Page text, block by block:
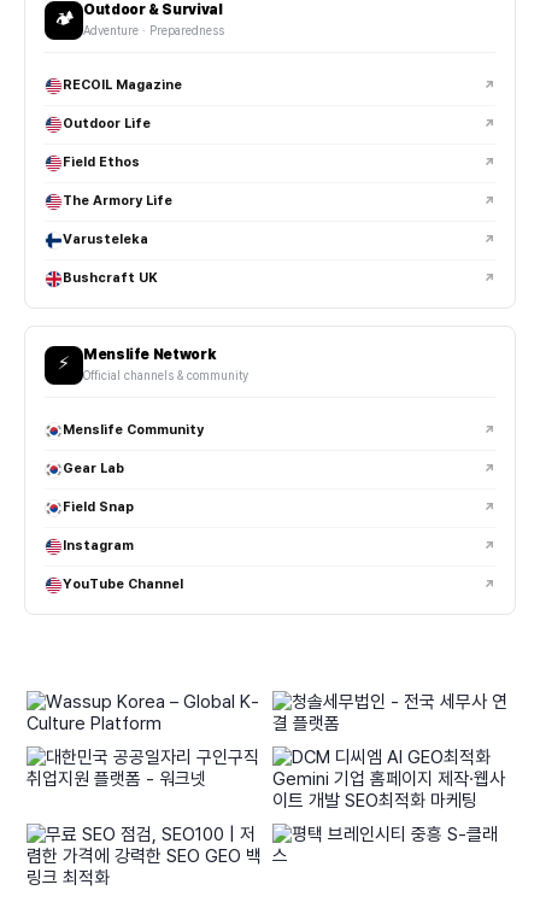
고어텍스(GORE-TEX) 부츠는 왜 많이 사용되나요?
비브람(Vibram) 아웃솔은 뭐가 좋은가요?
하이컷과 미드컷 부츠는 어떻게 선택하나요?
부츠 사이즈는 어떻게 선택하는 게 좋나요?
사이드 지퍼 부츠는 실사용에서 편한가요?
깔창(인솔) 교체가 체감 차이가 큰가요?
남자닷컴은 어떤 브랜드들과 협업하고 있나요?
GATORZ, Snugpak, Revision Military, Merrell Tactical 등
밀리터리·택티컬·아웃도어 브랜드와 다양한 협업 콘텐츠를 진행하고
GATORZ는 어떤 특징 때문에 실사용 유저들이 선호하나요?
Snugpak은 어떤 브랜드인가요?
Merrell Tactical 라인은 일반 머렐과 차이가 있나요?
🏕️ Outdoor & Survival
Adventure · Preparedness
RECOIL Magazine ↗
Outdoor Life ↗
Field Ethos ↗
The Armory Life ↗
Varusteleka ↗
Bushcraft UK ↗
⚡ Menslife Network
Official channels & community
Menslife Community ↗
Gear Lab ↗
Field Snap ↗
Instagram ↗
YouTube Channel ↗